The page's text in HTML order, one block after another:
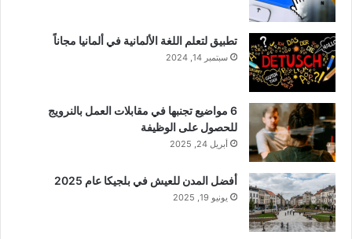
تطبيق لتعلم اللغة الألمانية في ألمانيا مجاناً
سبتمبر 14, 2024
6 مواضيع تجنبها في مقابلات العمل بالنرويج
للحصول على الوظيفة
أبريل 24, 2025
أفضل المدن للعيش في بلجيكا عام 2025
يونيو 19, 2025